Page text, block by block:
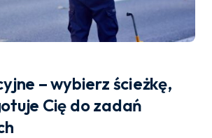
– wybierz ścieżkę,
Cię do zadań